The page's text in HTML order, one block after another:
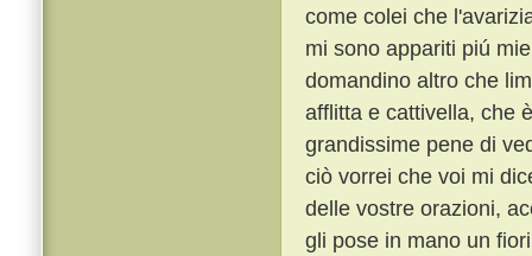
come colei che
mi sono appariti piú
domandino altro che
afflitta e cattivella, che
grandissime pene di
ciò vorrei che voi mi
delle vostre orazioni,
gli pose in mano un